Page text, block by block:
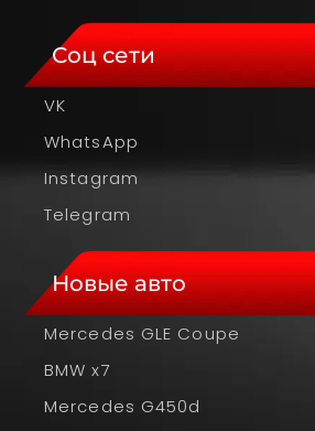
Соц сети
VK
WhatsApp
Instagram
Telegram
Новые авто
Mercedes GLE Coupe
BMW x7
Mercedes G450d